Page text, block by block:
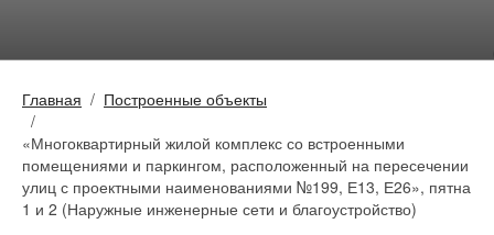
Главная
Построенные объекты
«Многоквартирный жилой комплекс со встроенными
помещениями и паркингом, расположенный на пересечении
улиц с проектными наименованиями №199, Е13, Е26», пятна
1 и 2 (Наружные инженерные сети и благоустройство)